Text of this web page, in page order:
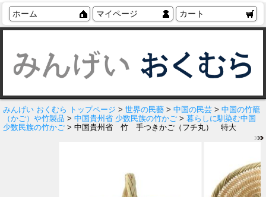
ホーム マイページ カート
みんげい おくむら トップページ > 世界の民藝 > 中国の民芸 > 中国の竹籠
（かご）や竹製品 > 中国貴州省 少数民族の竹かご > 暮らしに馴染む中国
少数民族の竹かご > 中国貴州省 竹 手つきかご（フチ丸） 特大